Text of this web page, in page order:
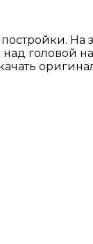
На
головой